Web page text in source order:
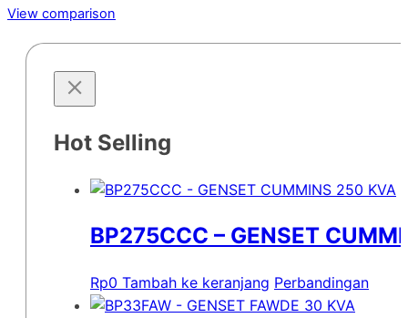
View comparison
Hot Selling
BP275CCC – GENSET
Rp0 Tambah ke keranjang Perbandingan